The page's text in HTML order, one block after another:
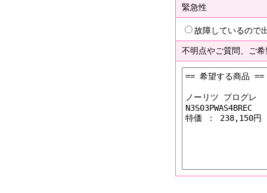
緊急性
故障しているので
不明点やご質問、ご